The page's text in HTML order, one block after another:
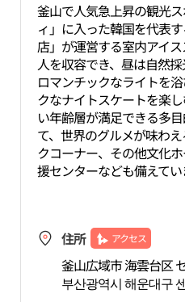
釜山で人気急上昇の観光
ィ」に入った韓国を代表
店」が運営する室内アイ
人を収容でき、昼は自然
ロマンチックなライトを
クなナイトスケートを楽
い年齢層が満足できる多
て、世界のグルメが味わ
クコーナー、その他文化
援センターなども備えてい
住所 アクセス
釜山広域市 海雲台区
부산광역시 해운대구